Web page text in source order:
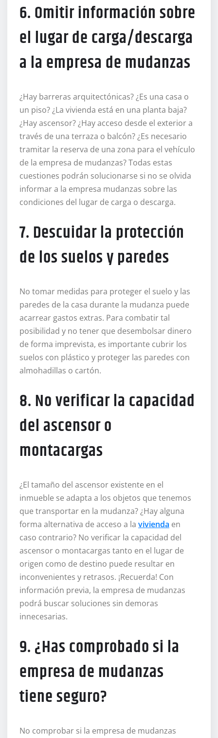
6. Omitir información sobre
el lugar de carga/descarga
a la empresa de mudanzas
¿Hay barreras arquitectónicas? ¿Es una casa o
un piso? ¿La vivienda está en una planta baja?
¿Hay ascensor? ¿Hay acceso desde el exterior a
través de una terraza o balcón? ¿Es necesario
tramitar la reserva de una zona para el vehículo
de la empresa de mudanzas? Todas estas
cuestiones podrán solucionarse si no se olvida
informar a la empresa mudanzas sobre las
condiciones del lugar de carga o descarga.
7. Descuidar la protección
de los suelos y paredes
No tomar medidas para proteger el suelo y las
paredes de la casa durante la mudanza puede
acarrear gastos extras. Para combatir tal
posibilidad y no tener que desembolsar dinero
de forma imprevista, es importante cubrir los
suelos con plástico y proteger las paredes con
almohadillas o cartón.
8. No verificar la capacidad
del ascensor o
montacargas
¿El tamaño del ascensor existente en el
inmueble se adapta a los objetos que tenemos
que transportar en la mudanza? ¿Hay alguna
forma alternativa de acceso a la vivienda en
caso contrario? No verificar la capacidad del
ascensor o montacargas tanto en el lugar de
origen como de destino puede resultar en
inconvenientes y retrasos. ¡Recuerda! Con
información previa, la empresa de mudanzas
podrá buscar soluciones sin demoras
innecesarias.
9. ¿Has comprobado si la
empresa de mudanzas
tiene seguro?
No comprobar si la empresa de mudanzas